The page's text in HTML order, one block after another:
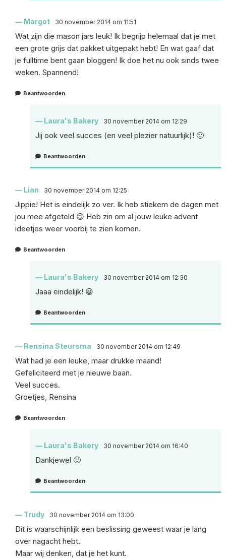
Margot 30 november 2014 om 11:51
Wat zijn die mason jars leuk! Ik begrijp helemaal dat je met
een grote grijs dat pakket uitgepakt hebt! En wat gaaf dat
je fulltime bent gaan bloggen! Ik doe het nu ook sinds twee
weken. Spannend!
Beantwoorden
Laura's Bakery 30 november 2014 om 12:29
Jij ook veel succes (en veel plezier natuurlijk)! 🙂
Beantwoorden
Lian 30 november 2014 om 12:25
Jippie! Het is eindelijk zo ver. Ik heb stiekem de dagen met
jou mee afgeteld 😉 Heb zin om al jouw leuke advent
ideetjes weer voorbij te zien komen.
Beantwoorden
Laura's Bakery 30 november 2014 om 12:30
Jaaa eindelijk! 😀
Beantwoorden
Rensina Steursma 30 november 2014 om 12:49
Wat had je een leuke, maar drukke maand!
Gefeliciteerd met je nieuwe baan.
Veel succes.
Groetjes, Rensina
Beantwoorden
Laura's Bakery 30 november 2014 om 16:40
Dankjewel 🙂
Beantwoorden
Trudy 30 november 2014 om 13:00
Dit is waarschijnlijk een beslissing geweest waar je lang
over nagacht hebt.
Maar wij denken, dat je het kunt.